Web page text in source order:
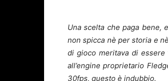
Una scelta che paga bene,
non spicca nè per storia e
di gioco meritava di
all’engine proprietario
30fps, questo è indubbio.